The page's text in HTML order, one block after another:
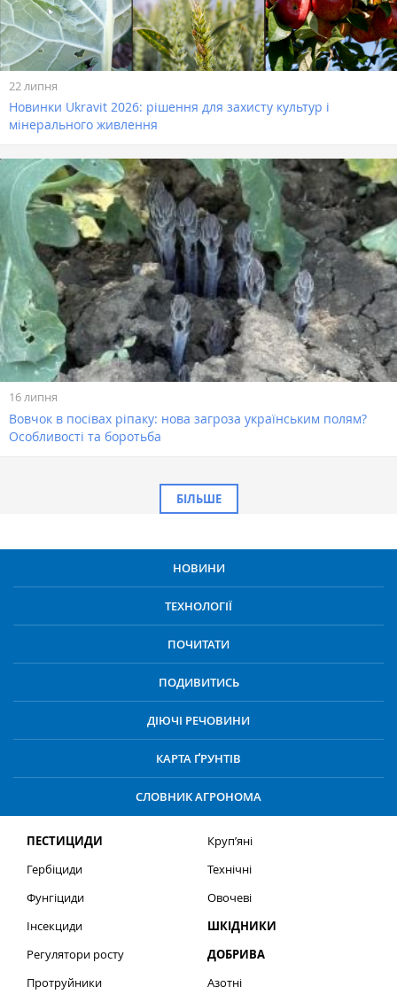
22 липня
Новинки Ukravit 2026: рішення для захисту культур і
мінерального живлення
16 липня
Вовчок в посівах ріпаку: нова загроза українським полям?
Особливості та боротьба
БІЛЬШЕ
НОВИНИ
ТЕХНОЛОГІЇ
ПОЧИТАТИ
ПОДИВИТИСЬ
ДІЮЧІ РЕЧОВИНИ
КАРТА ҐРУНТІВ
СЛОВНИК АГРОНОМА
ПЕСТИЦИДИ
Гербіциди
Фунгіциди
Інсекциди
Регулятори росту
Протруйники
Круп’яні
Технічні
Овочеві
ШКІДНИКИ
ДОБРИВА
Азотні